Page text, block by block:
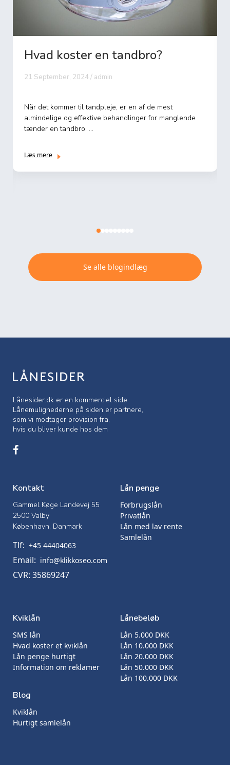
Hvad koster en tandbro?
21 September, 2024 / admin
Når det kommer til tandpleje, er en af de mest
almindelige og effektive behandlinger for manglende
tænder en tandbro. ...
Læs mere
Se alle blogindlæg
Lånesider.dk er en kommerciel side.
Lånemulighederne på siden er partnere,
som vi modtager provision fra,
hvis du bliver kunde hos dem
Kontakt
Gammel Køge Landevej 55
2500 Valby
København, Danmark
Tlf: +45 44404063
Email: info@klikkoseo.com
CVR: 35869247
Lån penge
Forbrugslån
Privatlån
Lån med lav rente
Samlelån
Kviklån
SMS lån
Hvad koster et kviklån
Lån penge hurtigt
Information om reklamer
Blog
Kviklån
Hurtigt samlelån
Lånebeløb
Lån 5.000 DKK
Lån 10.000 DKK
Lån 20.000 DKK
Lån 50.000 DKK
Lån 100.000 DKK